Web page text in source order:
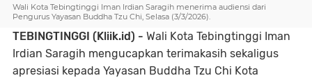
Wali Kota Tebingtinggi Iman Irdian Saragih menerima audiensi dari
Pengurus Yayasan Buddha Tzu Chi, Selasa (3/3/2026).
TEBINGTINGGI (Kliik.id) - Wali Kota Tebingtinggi Iman
Irdian Saragih mengucapkan terimakasih sekaligus
apresiasi kepada Yayasan Buddha Tzu Chi Kota